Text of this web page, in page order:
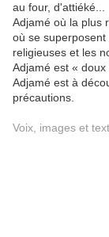
au four, d'attiéké...
Adjamé où la plus
où se
religieuses et les
Adjamé est « doux
Adjamé est à
précautions.
Voix, images et